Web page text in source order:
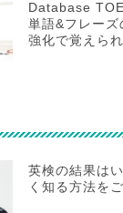
Database
単語&フレーズ
強化で覚えら
英検の結果は
く知る方法を